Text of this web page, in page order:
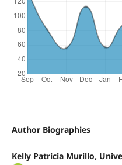
Author Biographies
Kelly Patricia Murillo,